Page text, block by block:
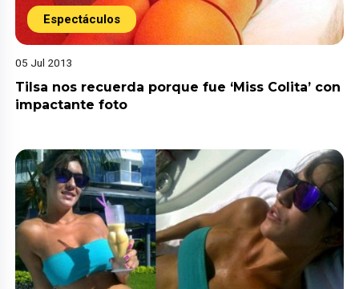
Espectáculos
05 Jul 2013
Tilsa nos recuerda porque fue ‘Miss Colita’ con
impactante foto